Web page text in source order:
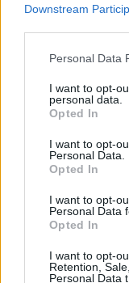
Downstream
Personal Data
I want to opt-
personal data.
Opted In
I want to opt-
Personal Data.
Opted In
I want to opt-
Personal Data
Opted In
I want to opt-
Retention,
Personal Data
Vaizdai iš
vaiko gyvybių
Žinios | Lietuvos
Savaitės vidurys
32 laipsnių šilumos
Žinios | Orai
V. Zalužno
Laidos | Nauja diena